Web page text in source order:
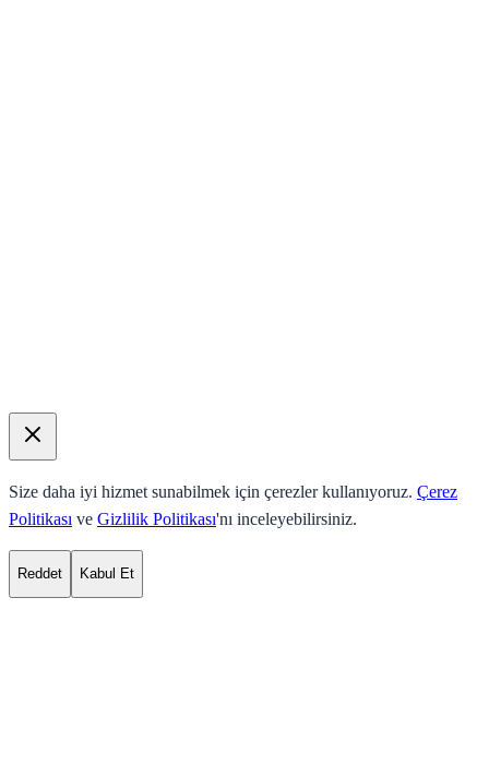
Size daha iyi hizmet sunabilmek için çerezler kullanıyoruz. Çerez
Politikası ve Gizlilik Politikası'nı inceleyebilirsiniz.
Reddet Kabul Et